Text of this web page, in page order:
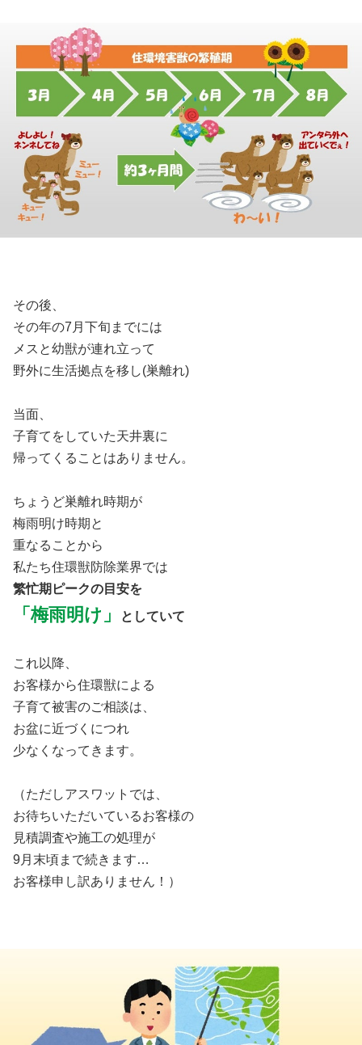
その後、
その年の7月下旬までには
メスと幼獣が連れ立って
野外に生活拠点を移し(巣離れ)
当面、
子育てをしていた天井裏に
帰ってくることはありません。
ちょうど巣離れ時期が
梅雨明け時期と
重なることから
私たち住環獣防除業界では
繁忙期ピークの目安を
「梅雨明け」 としていて
これ以降、
お客様から住環獣による
子育て被害のご相談は、
お盆に近づくにつれ
少なくなってきます。
（ただしアスワットでは、
お待ちいただいているお客様の
見積調査や施工の処理が
9月末頃まで続きます…
お客様申し訳ありません！）